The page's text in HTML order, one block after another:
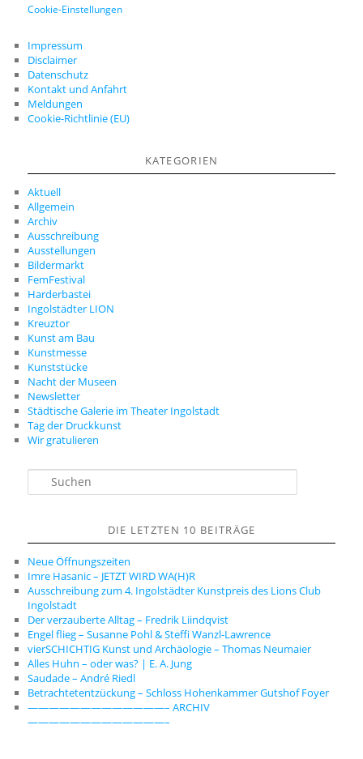
Cookie-Einstellungen
Impressum
Disclaimer
Datenschutz
Kontakt und Anfahrt
Meldungen
Cookie-Richtlinie (EU)
KATEGORIEN
Aktuell
Allgemein
Archiv
Ausschreibung
Ausstellungen
Bildermarkt
FemFestival
Harderbastei
Ingolstädter LION
Kreuztor
Kunst am Bau
Kunstmesse
Kunststücke
Nacht der Museen
Newsletter
Städtische Galerie im Theater Ingolstadt
Tag der Druckkunst
Wir gratulieren
n
DIE LETZTEN 10 BEITRÄGE
Neue Öffnungszeiten
Imre Hasanic – JETZT WIRD WA(H)R
Ausschreibung zum 4. Ingolstädter Kunstpreis des Lions Club
Ingolstadt
Der verzauberte Alltag – Fredrik Liindqvist
Engel flieg – Susanne Pohl & Steffi Wanzl-Lawrence
vierSCHICHTIG Kunst und Archäologie – Thomas Neumaier
Alles Huhn – oder was? | E. A. Jung
Saudade – André Riedl
Betrachtetentzückung – Schloss Hohenkammer Gutshof Foyer
—————————————– ARCHIV
—————————————–